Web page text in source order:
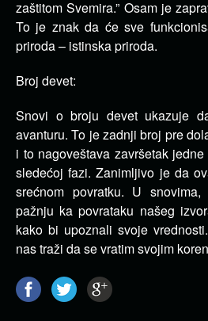
zaštitom Svemira.” Osam je
To je znak da će sve
priroda – istinska priroda.
Broj devet:
Snovi o broju devet ukazuje
avanturu. To je zadnji broj pre
i to nagoveštava završetak
sledećoj fazi. Zanimljivo je da
srećnom povratku. U
pažnju ka povrataku našeg
kako bi upoznali svoje
nas traži da se vratim svojim